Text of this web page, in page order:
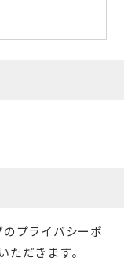
プライバシーポ
ただきます。